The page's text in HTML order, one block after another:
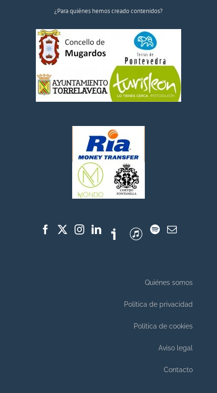
¿Para quiénes hemos creado contenidos?
Quiénes somos
Política de privacidad
Política de cookies
Aviso legal
Contacto